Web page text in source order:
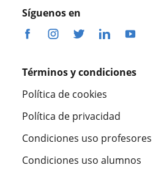
Síguenos en
Términos y condiciones
Política de cookies
Política de privacidad
Condiciones uso profesores
Condiciones uso alumnos